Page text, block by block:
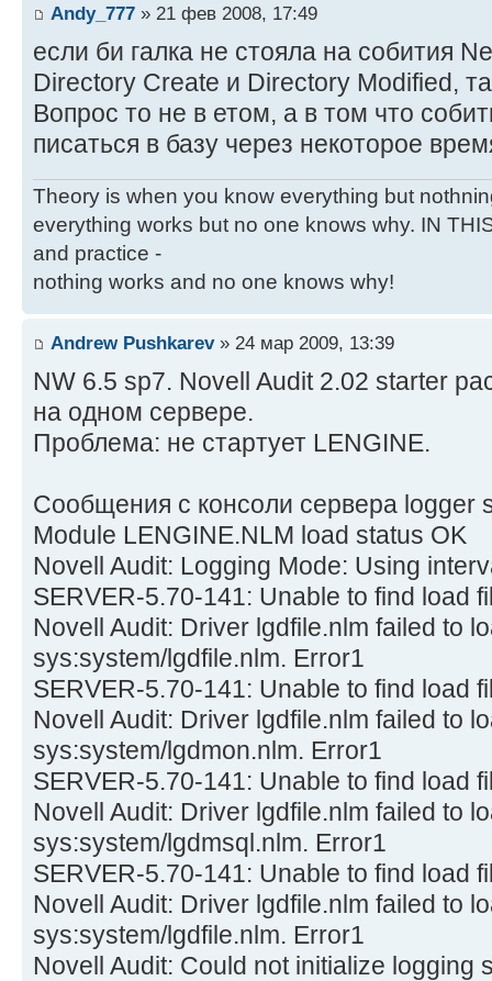
Andy_777 » 21 фев 2008, 17:49
если би галка не стояла на собития
Directory Create и Directory Modified,
Вопрос то не в етом, а в том что
писаться в базу через некоторое
Theory is when you know everything but
everything works but no one knows why. IN
and practice -
nothing works and no one knows why!
Andrew Pushkarev» 24 мар 2009, 13:39
NW 6.5 sp7. Novell Audit 2.02 starter
на одном сервере.
Проблема: не стартует LENGINE.
Сообщения с консоли сервера logger
Module LENGINE.NLM load status OK
Novell Audit: Logging Mode: Using
SERVER-5.70-141: Unable to find load
Novell Audit: Driver lgdfile.nlm failed to
sys:system/lgdfile.nlm. Error1
SERVER-5.70-141: Unable to find load
Novell Audit: Driver lgdfile.nlm failed to
sys:system/lgdmon.nlm. Error1
SERVER-5.70-141: Unable to find load
Novell Audit: Driver lgdfile.nlm failed to
sys:system/lgdmsql.nlm. Error1
SERVER-5.70-141: Unable to find load
Novell Audit: Driver lgdfile.nlm failed to
sys:system/lgdfile.nlm. Error1
Novell Audit: Could not initialize logging